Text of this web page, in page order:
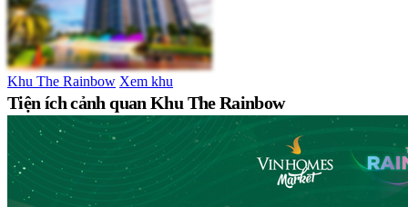
Khu The Rainbow Xem khu
Tiện ích cảnh quan Khu The Rainbow